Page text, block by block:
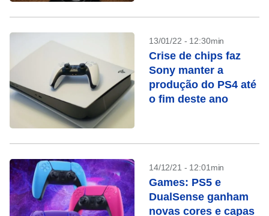
13/01/22 - 12:30min
Crise de chips faz
Sony manter a
produção do PS4 até
o fim deste ano
14/12/21 - 12:01min
Games: PS5 e
DualSense ganham
novas cores e capas